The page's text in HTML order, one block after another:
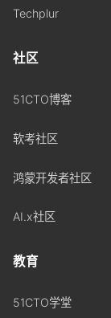
Techplur
社区
51CTO博客
软考社区
鸿蒙开发者社区
AI.x社区
教育
51CTO学堂